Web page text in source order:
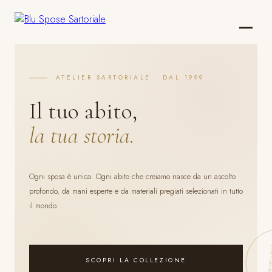
ATELIER SARTORIALE · DAL 1999
Il tuo abito,
la tua storia.
Ogni sposa è unica. Ogni abito che creiamo nasce da un ascolto
profondo, da mani esperte e da materiali pregiati selezionati in tutto
il mondo.
SCOPRI LA COLLEZIONE